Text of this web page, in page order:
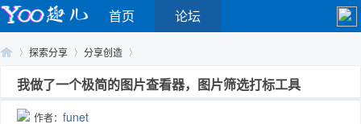
首页 论坛
探索分享
›
分享创造
我做了一个极简的图片查看器，图片筛选打标工具
作者： funet